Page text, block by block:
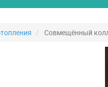
Совмещённый